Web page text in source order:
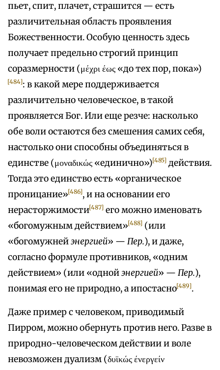
пьет, спит, плачет, страшится — есть
различительная область проявления
Божественности. Особую ценность здесь
получает предельно строгий принцип
соразмерности (μέχρι έως «до тех пор, пока»)
[484]: в какой мере поддерживается
различительно человеческое, в такой
проявляется Бог. Или еще резче: насколько
обе воли остаются без смешения самих себя,
настолько они способны объединяться в
единстве (μοναδικώς «единично»)[485] действия.
Тогда это единство есть «органическое
проницание»[486], и на основании его
нерасторжимости[487] его можно именовать
«богомужным действием»[488] (или
«богомужнейэнергией» — Пер.), и даже,
согласно формуле противников, «одним
действием» (или «однойэнергией» — Пер.),
понимая его не природно, а ипостасно[489].
Даже пример с человеком, приводимый
Пирром, можно обернуть против него. Разве в
природно-человеческом действии и воле
невозможен дуализм (δυϊκώς ένεργείν